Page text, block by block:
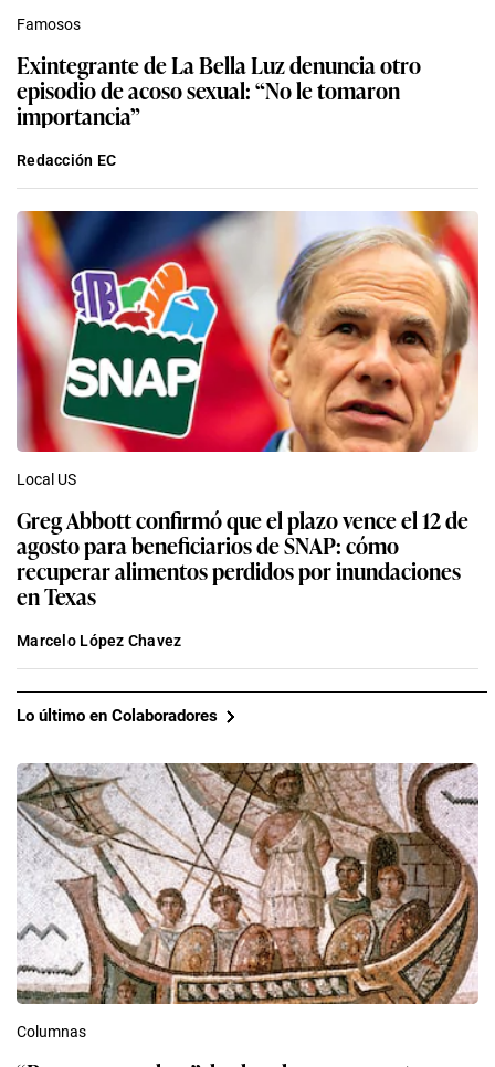
Famosos
Exintegrante de La Bella Luz denuncia otro
episodio de acoso sexual: “No le tomaron
importancia”
Redacción EC
Local US
Greg Abbott confirmó que el plazo vence el 12 de
agosto para beneficiarios de SNAP: cómo
recuperar alimentos perdidos por inundaciones
en Texas
Marcelo López Chavez
Lo último en Colaboradores
Columnas